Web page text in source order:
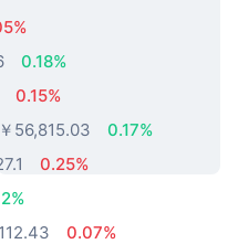
0.18%
0.15%
￥56,815.03
0.17%
0.25%
0.07%